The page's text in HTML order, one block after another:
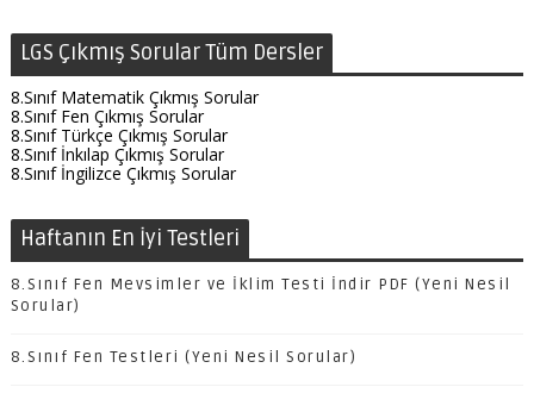
LGS Çıkmış Sorular Tüm Dersler
8.Sınıf Matematik Çıkmış Sorular
8.Sınıf Fen Çıkmış Sorular
8.Sınıf Türkçe Çıkmış Sorular
8.Sınıf İnkılap Çıkmış Sorular
8.Sınıf İngilizce Çıkmış Sorular
Haftanın En İyi Testleri
8.Sınıf Fen Mevsimler ve İklim Testi İndir PDF (Yeni Nesil
Sorular)
8.Sınıf Fen Testleri (Yeni Nesil Sorular)